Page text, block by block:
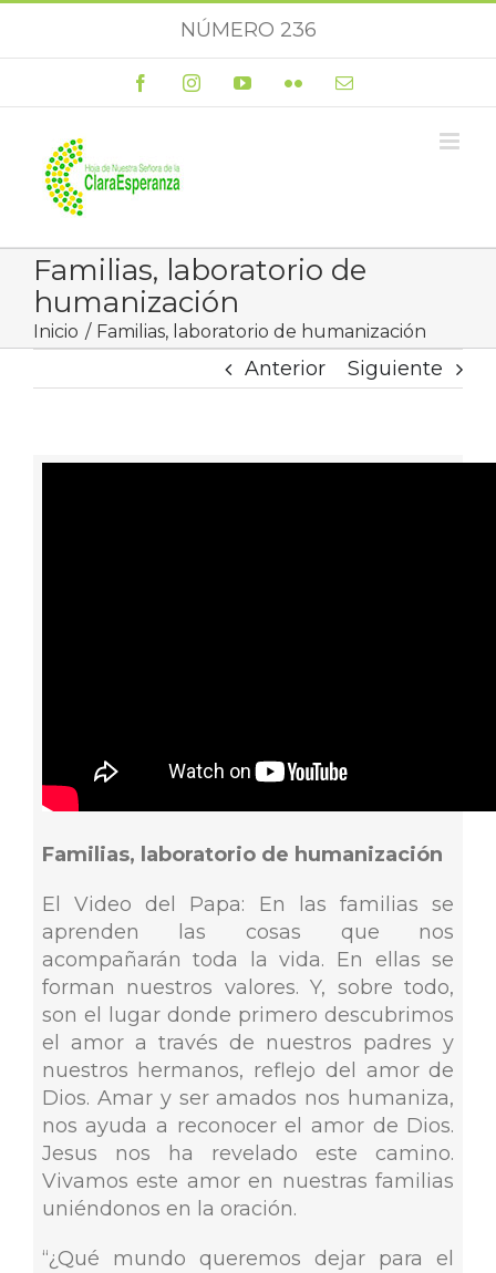
NÚMERO 236
FacebookInstagramYouTubeFlickr Correo
Familias, laboratorio de
humanización
Inicio Familias, laboratorio de humanización
Anterior Siguiente
Familias, laboratorio de humanización
El Video del Papa: En las familias se
aprenden las cosas que nos
acompañarán toda la vida. En ellas se
forman nuestros valores. Y, sobre todo,
son el lugar donde primero descubrimos
el amor a través de nuestros padres y
nuestros hermanos, reflejo del amor de
Dios. Amar y ser amados nos humaniza,
nos ayuda a reconocer el amor de Dios.
Jesus nos ha revelado este camino.
Vivamos este amor en nuestras familias
uniéndonos en la oración.
“¿Qué mundo queremos dejar para el